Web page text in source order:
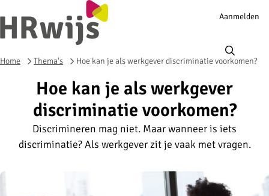
Account
Aanmelden
Home Thema's Hoe kan je als werkgever discriminatie voorkomen?
Hoe kan je als werkgever
discriminatie voorkomen?
Discrimineren mag niet. Maar wanneer is iets
discriminatie? Als werkgever zit je vaak met vragen.